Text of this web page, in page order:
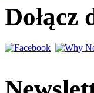
Dołącz